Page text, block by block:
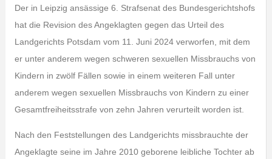
Der in Leipzig ansässige 6. Strafsenat des Bundesgerichtshofs
hat die Revision des Angeklagten gegen das Urteil des
Landgerichts Potsdam vom 11. Juni 2024 verworfen, mit dem
er unter anderem wegen schweren sexuellen Missbrauchs von
Kindern in zwölf Fällen sowie in einem weiteren Fall unter
anderem wegen sexuellen Missbrauchs von Kindern zu einer
Gesamtfreiheitsstrafe von zehn Jahren verurteilt worden ist.
Nach den Feststellungen des Landgerichts missbrauchte der
Angeklagte seine im Jahre 2010 geborene leibliche Tochter ab